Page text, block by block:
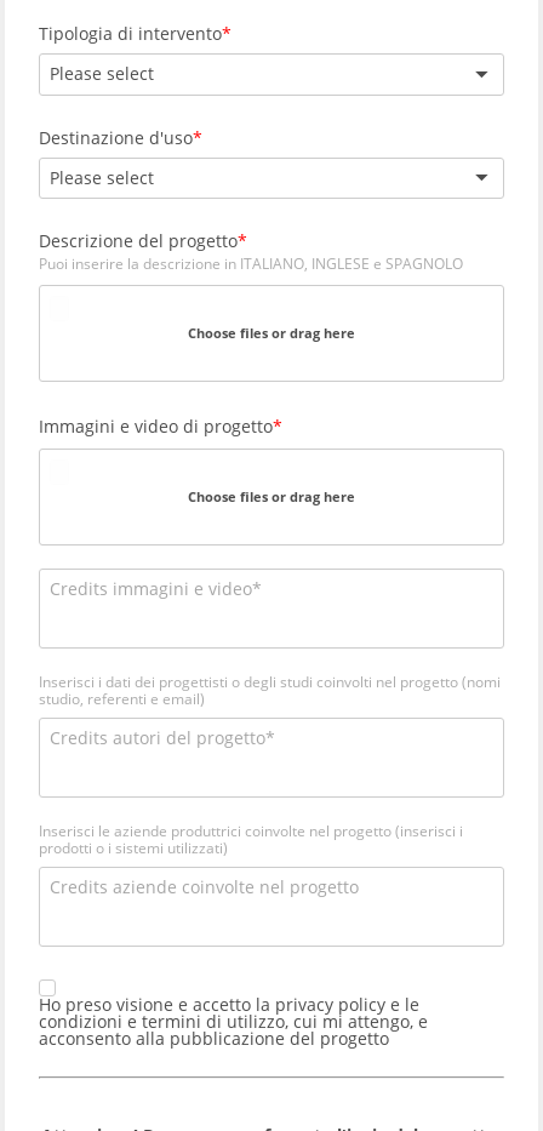
Tipologia di intervento
Please select
Destinazione d'uso
Please select
Descrizione del progetto
Puoi inserire la descrizione in ITALIANO, INGLESE e SPAGNOLO
Choose files or drag here
Immagini e video di progetto
Choose files or drag here
Inserisci i dati dei progettisti o degli studi coinvolti nel progetto (nomi
studio, referenti e email)
Inserisci le aziende produttrici coinvolte nel progetto (inserisci i
prodotti o i sistemi utilizzati)
Ho preso visione e accetto la privacy policy e le
condizioni e termini di utilizzo, cui mi attengo, e
acconsento alla pubblicazione del progetto